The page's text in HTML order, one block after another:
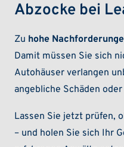
Abzocke bei
Zu hohe
Damit müssen Sie sich
Autohäuser verlangen
angebliche Schäden
Lassen Sie jetzt prüfen,
– und holen Sie sich Ihr